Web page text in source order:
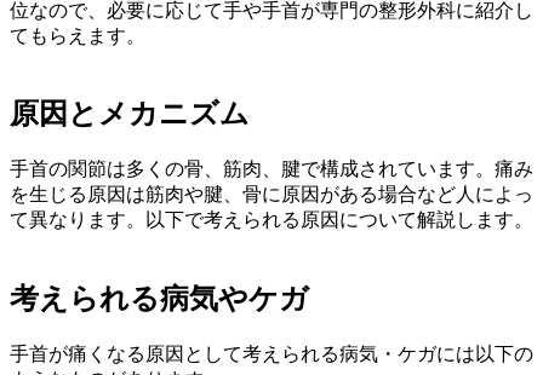
位なので、必要に応じて手や手首が専門の整形外科に紹介し
てもらえます。
原因とメカニズム
手首の関節は多くの骨、筋肉、腱で構成されています。痛み
を生じる原因は筋肉や腱、骨に原因がある場合など人によっ
て異なります。以下で考えられる原因について解説します。
考えられる病気やケガ
手首が痛くなる原因として考えられる病気・ケガには以下の